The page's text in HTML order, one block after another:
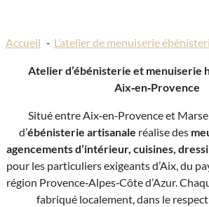
Accueil L’atelier de menuiserie
Atelier d’ébénisterie et menuiserie
Aix‑en‑Provence
Situé entre Aix‑en‑Provence et
d’ébénisterie artisanale réalise des
agencements d’intérieur, cuisines,
pour les particuliers exigeants d’Aix, du
région Provence‑Alpes‑Côte d’Azur.
fabriqué localement, dans le